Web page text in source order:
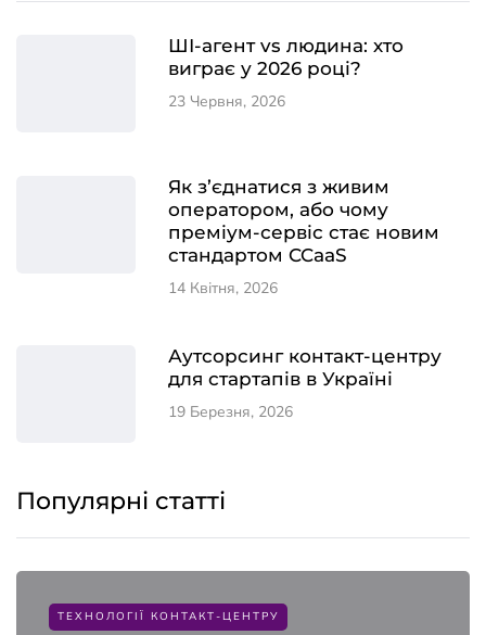
ШІ-агент vs людина: хто
виграє у 2026 році?
23 Червня, 2026
Як з’єднатися з живим
оператором, або чому
преміум-сервіс стає новим
стандартом CCaaS
14 Квітня, 2026
Аутсорсинг контакт-центру
для стартапів в Україні
19 Березня, 2026
Популярні статті
ТЕХНОЛОГІЇ КОНТАКТ-ЦЕНТРУ